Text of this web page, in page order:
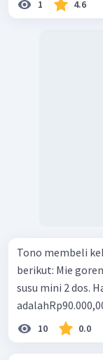
1 4.6
Tono membeli
berikut: Mie goreng 3 dos, sabun cuci 1 lusin (12 buah) dan
susu mini 2 dos. Harga 1 dos mie goreng
10 0.0